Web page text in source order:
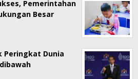
Pemerintahan
Besar
Peringkat Dunia